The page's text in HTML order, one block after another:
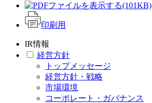
(101KB)
印刷用
IR情報
経営方針
トップメッセージ
経営方針・戦略
市場環境
コーポレート・ガバナンス